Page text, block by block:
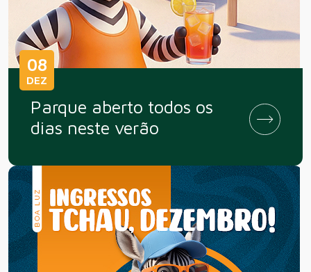
08
DEZ
Parque aberto todos os
dias neste verão